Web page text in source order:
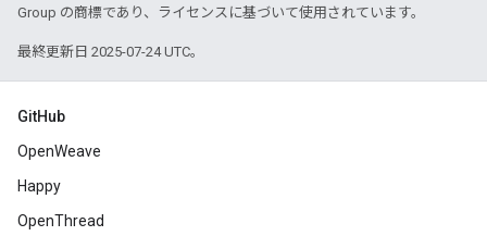
Group の商標であり、ライセンスに基づいて使用されています。
最終更新日 2025-07-24 UTC。
GitHub
OpenWeave
Happy
OpenThread